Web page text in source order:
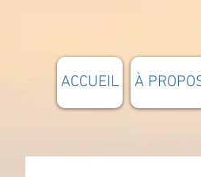
ACCUEIL À